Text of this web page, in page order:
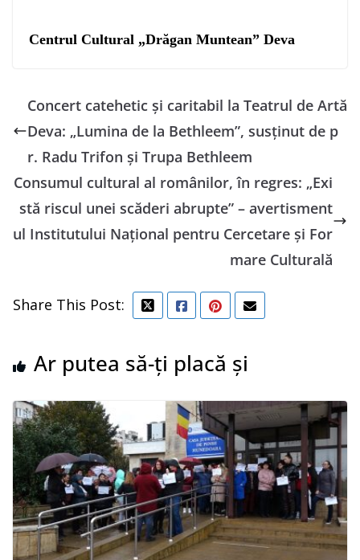
Centrul Cultural „Drăgan Muntean” Deva
Concert catehetic și caritabil la Teatrul de Artă
Deva: „Lumina de la Bethleem”, susținut de p
r. Radu Trifon și Trupa Bethleem
Consumul cultural al românilor, în regres: „Exi
stă riscul unei scăderi abrupte” – avertisment
ul Institutului Național pentru Cercetare și For
mare Culturală
Share This Post:
Ar putea să-ți placă și